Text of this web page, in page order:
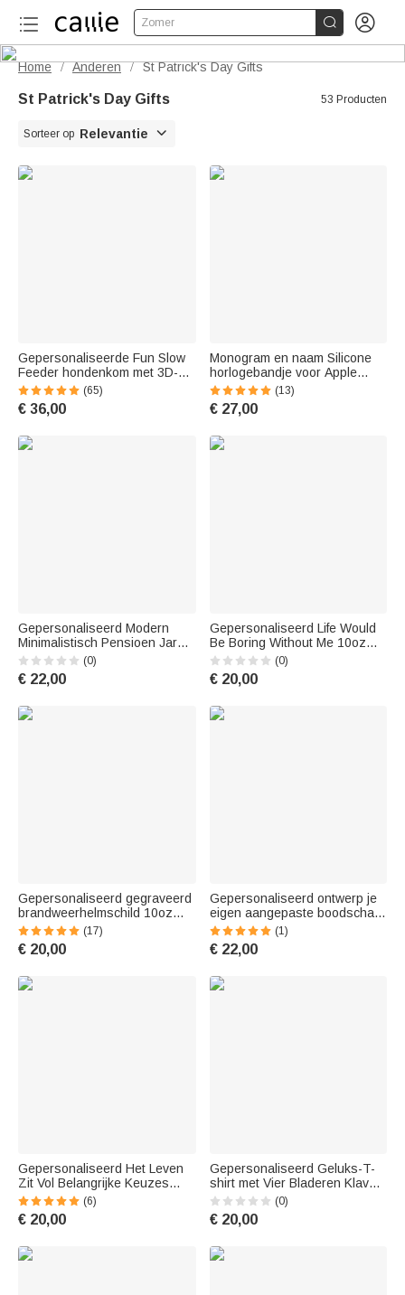
Zomer  
Home / Anderen / St Patrick's Day Gifts
St Patrick's Day Gifts 53 Producten
Sorteer op Relevantie 
Gepersonaliseerde Fun Slow
Feeder hondenkom met 3D-
print naam meerdere maten
voor huisdierliefhebber
(65)
€ 36,00
Monogram en naam Silicone
horlogebandje voor Apple
Watch | Callie(13)
€ 27,00
Gepersonaliseerd Modern
Minimalistisch Pensioen Jaren
10oz Gegraveerd Ouderwets
Whiskey Rotsglas met Naam
Pensioen Cadeau voor
(0)
€ 22,00
Gepersonaliseerd Life Would
Be Boring Without Me 10oz
Old Fashioned Whiskey Rocks
Glass met foto en naam
Verjaardagscadeau voor
(0)
€ 20,00
Gepersonaliseerd gegraveerd
brandweerhelmschild 10oz
whiskyglas met rangnummer
en tekst verjaardagscadeau
voor brandweerman
(17)
€ 20,00
Gepersonaliseerd ontwerp je
eigen aangepaste boodschap
10oz whiskyglas met kleurrijke
letters Verjaardag Vaderdag
geschenk voor liefhebbers van
(1)
€ 22,00
Gepersonaliseerd Het Leven
Zit Vol Belangrijke Keuzes
10oz Visserij Whiskeyglas met
Naam Grappig Verjaardag
Vaderdagcadeau voor
(6)
€ 20,00
Gepersonaliseerd Geluks-T-
shirt met Vier Bladeren Klaver
Sweatshirt met Naam St
Patrick's Day Gift voor Kind
Familie
(0)
€ 20,00